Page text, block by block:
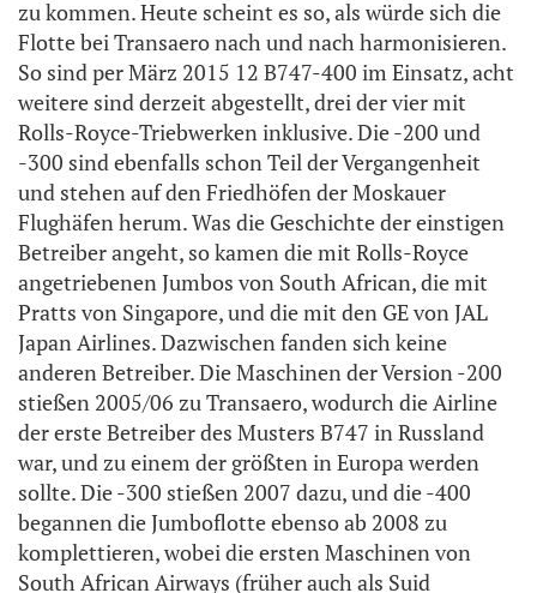
zu kommen. Heute scheint es so, als würde sich die
Flotte bei Transaero nach und nach harmonisieren.
So sind per März 2015 12 B747-400 im Einsatz, acht
weitere sind derzeit abgestellt, drei der vier mit
Rolls-Royce-Triebwerken inklusive. Die -200 und
-300 sind ebenfalls schon Teil der Vergangenheit
und stehen auf den Friedhöfen der Moskauer
Flughäfen herum. Was die Geschichte der einstigen
Betreiber angeht, so kamen die mit Rolls-Royce
angetriebenen Jumbos von South African, die mit
Pratts von Singapore, und die mit den GE von JAL
Japan Airlines. Dazwischen fanden sich keine
anderen Betreiber. Die Maschinen der Version -200
stießen 2005/06 zu Transaero, wodurch die Airline
der erste Betreiber des Musters B747 in Russland
war, und zu einem der größten in Europa werden
sollte. Die -300 stießen 2007 dazu, und die -400
begannen die Jumboflotte ebenso ab 2008 zu
komplettieren, wobei die ersten Maschinen von
South African Airways (früher auch als Suid